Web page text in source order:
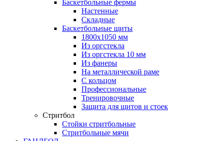
Баскетбольные фермы
Настенные
Складные
Баскетбольные щиты
1800х1050 мм
Из оргстекла
Из оргстекла 10 мм
Из фанеры
На металлической раме
С кольцом
Профессиональные
Тренировочные
Защита для щитов и стоек
Стритбол
Стойки стритбольные
Стритбольные мячи